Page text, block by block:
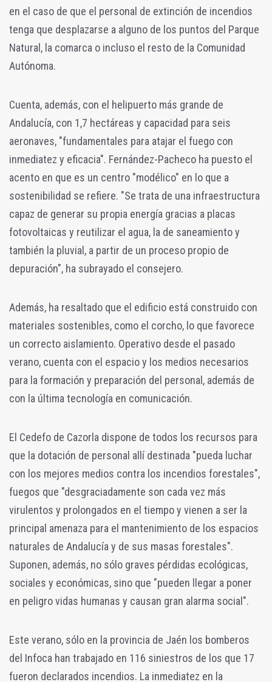
en el caso de que el personal de extinción de incendios
tenga que desplazarse a alguno de los puntos del Parque
Natural, la comarca o incluso el resto de la Comunidad
Autónoma.
Cuenta, además, con el helipuerto más grande de
Andalucía, con 1,7 hectáreas y capacidad para seis
aeronaves, "fundamentales para atajar el fuego con
inmediatez y eficacia". Fernández-Pacheco ha puesto el
acento en que es un centro "modélico" en lo que a
sostenibilidad se refiere. "Se trata de una infraestructura
capaz de generar su propia energía gracias a placas
fotovoltaicas y reutilizar el agua, la de saneamiento y
también la pluvial, a partir de un proceso propio de
depuración", ha subrayado el consejero.
Además, ha resaltado que el edificio está construido con
materiales sostenibles, como el corcho, lo que favorece
un correcto aislamiento. Operativo desde el pasado
verano, cuenta con el espacio y los medios necesarios
para la formación y preparación del personal, además de
con la última tecnología en comunicación.
El Cedefo de Cazorla dispone de todos los recursos para
que la dotación de personal allí destinada "pueda luchar
con los mejores medios contra los incendios forestales",
fuegos que "desgraciadamente son cada vez más
virulentos y prolongados en el tiempo y vienen a ser la
principal amenaza para el mantenimiento de los espacios
naturales de Andalucía y de sus masas forestales".
Suponen, además, no sólo graves pérdidas ecológicas,
sociales y económicas, sino que "pueden llegar a poner
en peligro vidas humanas y causan gran alarma social".
Este verano, sólo en la provincia de Jaén los bomberos
del Infoca han trabajado en 116 siniestros de los que 17
fueron declarados incendios. La inmediatez en la